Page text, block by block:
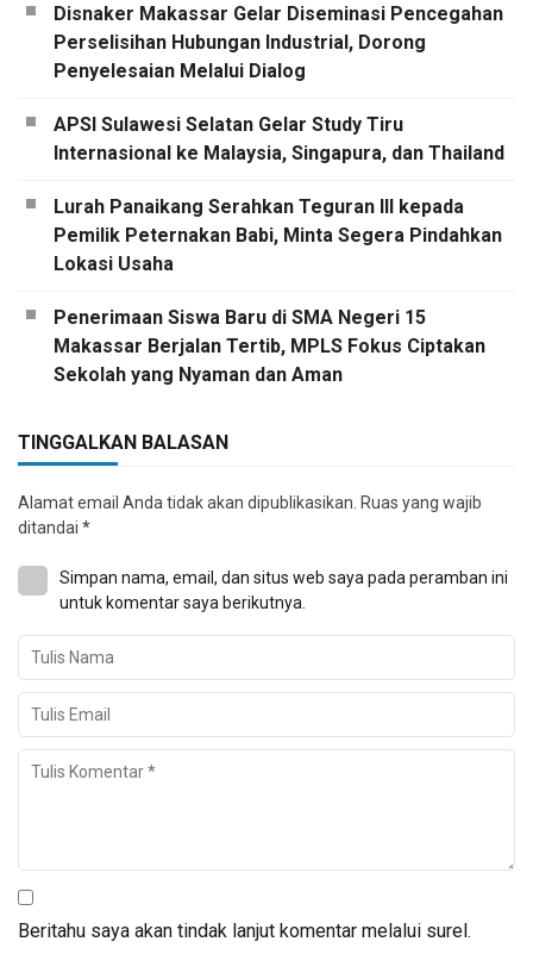
Disnaker Makassar Gelar Diseminasi Pencegahan
Perselisihan Hubungan Industrial, Dorong
Penyelesaian Melalui Dialog
APSI Sulawesi Selatan Gelar Study Tiru
Internasional ke Malaysia, Singapura, dan Thailand
Lurah Panaikang Serahkan Teguran III kepada
Pemilik Peternakan Babi, Minta Segera Pindahkan
Lokasi Usaha
Penerimaan Siswa Baru di SMA Negeri 15
Makassar Berjalan Tertib, MPLS Fokus Ciptakan
Sekolah yang Nyaman dan Aman
TINGGALKAN BALASAN
Alamat email Anda tidak akan dipublikasikan. Ruas yang wajib
ditandai *
Simpan nama, email, dan situs web saya pada peramban ini
untuk komentar saya berikutnya.
Beritahu saya akan tindak lanjut komentar melalui surel.